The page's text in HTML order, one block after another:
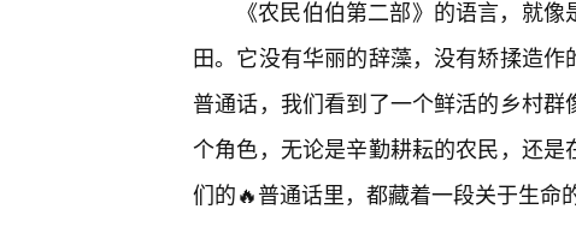
《农民伯伯第二部》的语言，就
田。它没有华丽的辞藻，没有矫揉造
普通话，我们看到了一个鲜活的乡村
个角色，无论是辛勤耕耘的农民，还
们的🔥普通话里，都藏着一段关于生命